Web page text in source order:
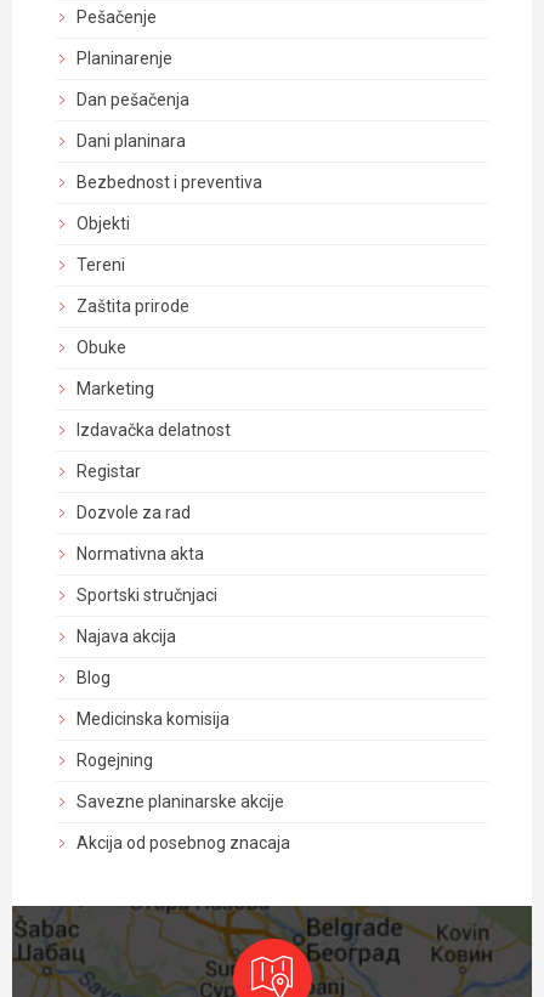
Pešačenje
Planinarenje
Dan pešačenja
Dani planinara
Bezbednost i preventiva
Objekti
Tereni
Zaštita prirode
Obuke
Marketing
Izdavačka delatnost
Registar
Dozvole za rad
Normativna akta
Sportski stručnjaci
Najava akcija
Blog
Medicinska komisija
Rogejning
Savezne planinarske akcije
Akcija od posebnog znacaja